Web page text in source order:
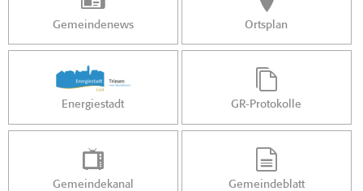
Gemeindenews Ortsplan
Energiestadt GR-Protokolle
Gemeindekanal Gemeindeblatt